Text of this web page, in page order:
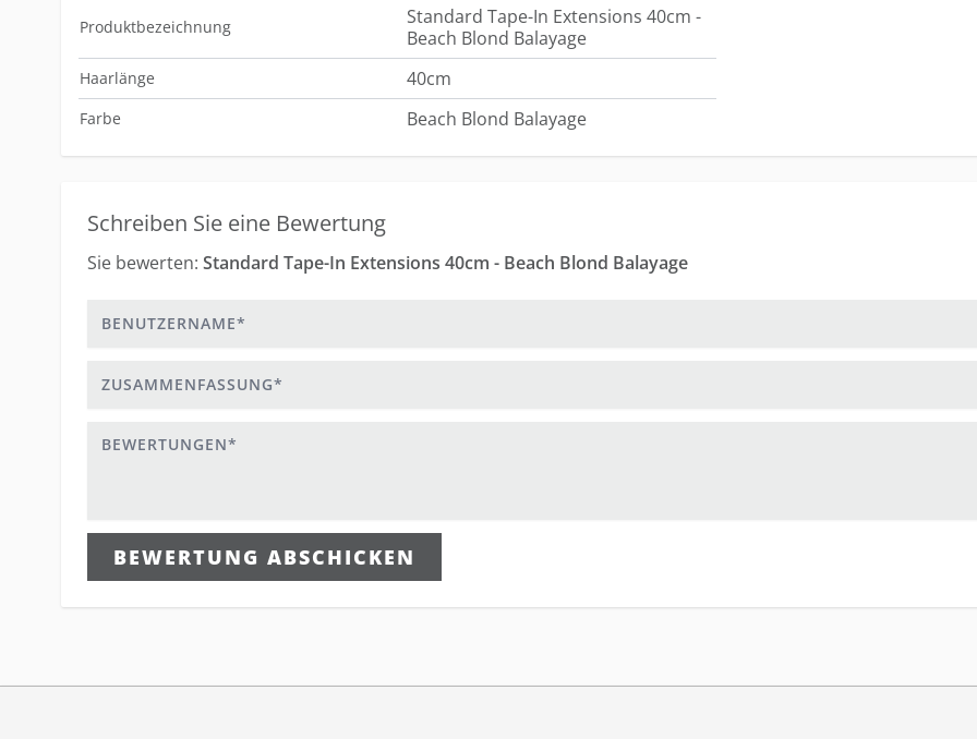
Produktbezeichnung
Standard Tape-In Extensions 40cm -
Beach Blond Balayage
Haarlänge 40cm
Farbe Beach Blond Balayage
Schreiben Sie eine Bewertung
Sie bewerten: Standard Tape-In Extensions 40cm - Beach Blond Balayage
BEWERTUNG ABSCHICKEN